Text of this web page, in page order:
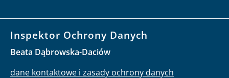
Inspektor Ochrony Danych
Beata Dąbrowska-Daciów
dane kontaktowe i zasady ochrony danych